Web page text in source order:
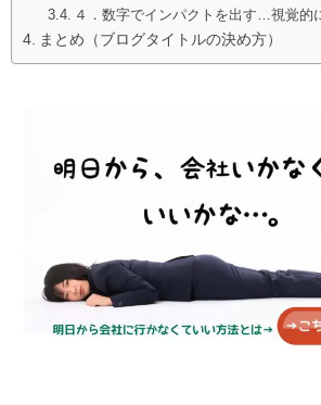
４．数字でインパクトを出す…視覚的
まとめ（ブログタイトルの決め方）